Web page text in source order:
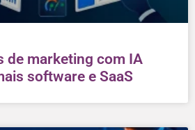
de marketing com IA
software e SaaS